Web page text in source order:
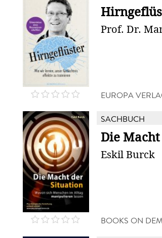
Prof. Dr.
EUROPA
SACHBUCH
Die
Eskil Burck
BOOKS ON